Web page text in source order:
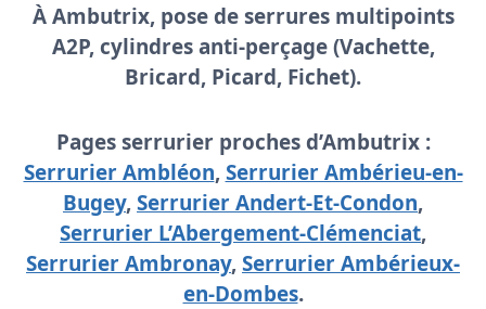
À Ambutrix, pose de serrures multipoints
A2P, cylindres anti-perçage (Vachette,
Bricard, Picard, Fichet).
Pages serrurier proches d’Ambutrix :
Serrurier Ambléon, Serrurier Ambérieu-en-
Bugey, Serrurier Andert-Et-Condon,
Serrurier L’Abergement-Clémenciat,
Serrurier Ambronay, Serrurier Ambérieux-
en-Dombes.